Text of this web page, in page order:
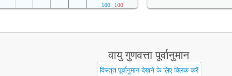
100 100
वायु गुणवत्ता पूर्वानुमान
विस्तृत पूर्वानुमान देखने के लिए क्लिक करें